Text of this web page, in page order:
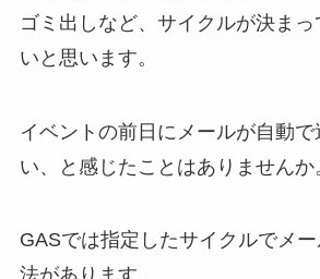
ゴミ出しなど、サイクルが決ま
いと思います。
イベントの前日にメールが自動で
い、と感じたことはありませんか
GASでは指定したサイクルでメ